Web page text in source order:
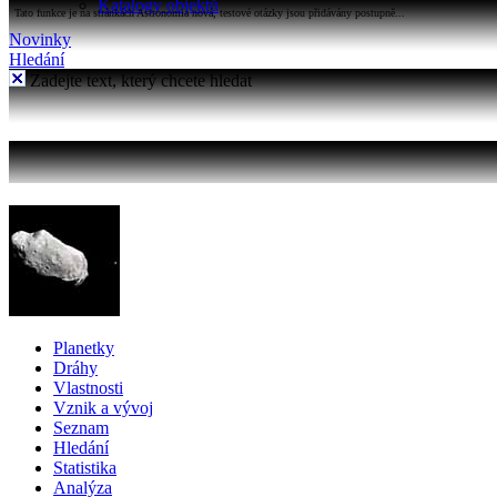
Katalogy objektů
Tato funkce je na stránkách Astronomia nová, testové otázky jsou přidávány postupně...
Novinky
Hledání
Zadejte text, který chcete hledat
Planetky
Dráhy
Vlastnosti
Vznik a vývoj
Seznam
Hledání
Statistika
Analýza